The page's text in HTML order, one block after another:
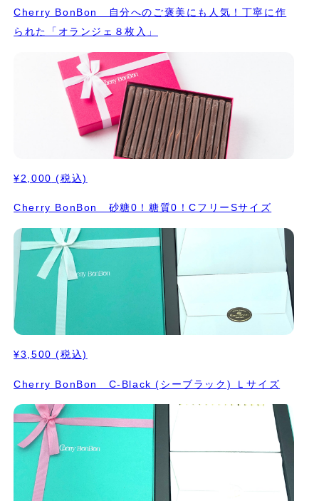
Cherry BonBon 自分へのご褒美にも人気！丁寧に作
られた「オランジェ８枚入」
¥2,000 (税込)
Cherry BonBon 砂糖0！糖質0！CフリーSサイズ
¥3,500 (税込)
Cherry BonBon C-Black (シーブラック) Ｌサイズ